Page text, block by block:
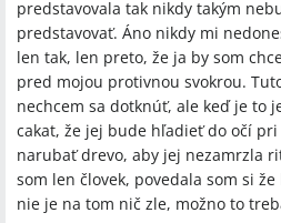
predstavovala tak nikdy takým
predstavovať. Áno nikdy mi
len tak, len preto, že ja by som
pred mojou protivnou svokrou.
nechcem sa dotknúť, ale keď je to
cakat, že jej bude hľadieť do očí pri
narubať drevo, aby jej nezamrzla
som len človek, povedala som si
nie je na tom nič zle, možno to